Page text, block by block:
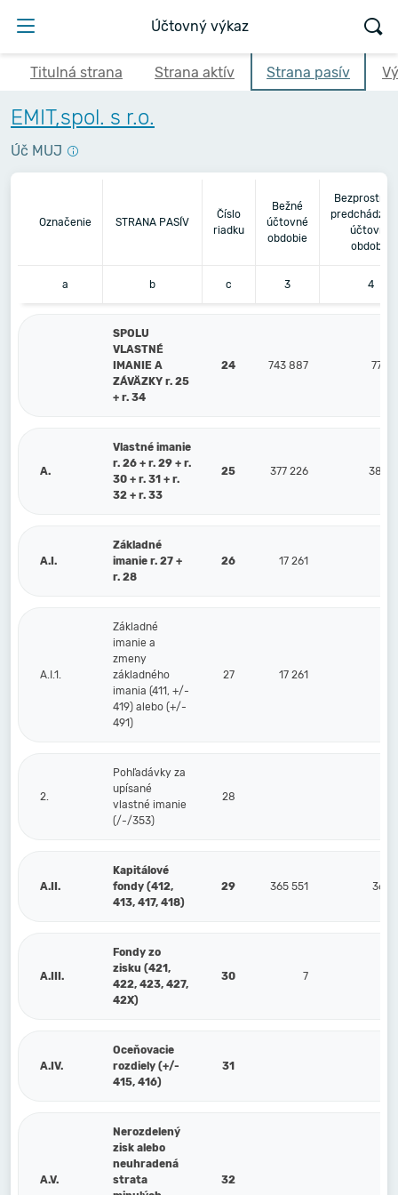
Účtovný výkaz
Titulná strana Strana aktív Strana pasív
EMIT,spol. s r.o.
Úč MUJ
Označenie STRANA PASÍV
Číslo
riadku
Bežné
účtovné
obdobie
účtovné
obdobie
a b c 3 4
SPOLU
VLASTNÉ
IMANIE A
ZÁVÄZKY r. 25
+ r. 34
24 743 887 778
A.
Vlastné imanie
r. 26 + r. 29 + r.
30 + r. 31 + r.
32 + r. 33
25 377 226 385
A.I.
Základné
imanie r. 27 +
r. 28
26 17 261
A.I.1.
Základné
imanie a
zmeny
základného
imania (411, +/-
419) alebo (+/-
491)
27 17 261
2.
Pohľadávky za
upísané
vlastné imanie
(/-/353)
28
A.II.
Kapitálové
fondy (412,
413, 417, 418)
29 365 551 365
A.III.
Fondy zo
zisku (421,
422, 423, 427,
42X)
30 7
A.IV.
Oceňovacie
rozdiely (+/-
415, 416)
31
A.V.
Nerozdelený
zisk alebo
neuhradená
strata
32